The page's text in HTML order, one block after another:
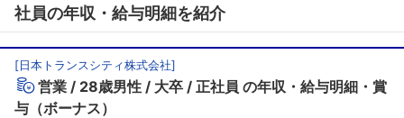
社員の年収・給与明細を紹介
[日本トランスシティ株式会社]
営業 28歳男性 大卒 正社員 の年収・給与明細・賞
与（ボーナス）